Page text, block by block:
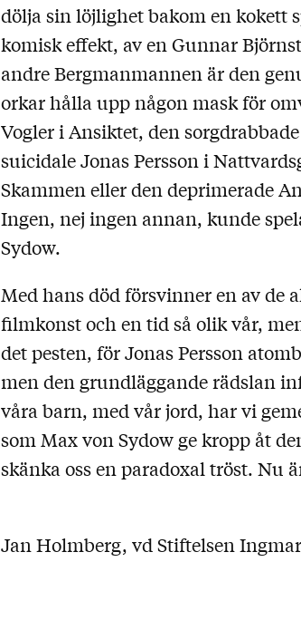
dölja sin löjlighet bakom en kokett
komisk effekt, av en Gunnar
andre Bergmanmannen är den
orkar hålla upp någon mask för
Vogler i Ansiktet, den
suicidale Jonas Persson i
Skammen eller den deprimerade
Ingen, nej ingen annan, kunde
Sydow.
Med hans död försvinner en av de
filmkonst och en tid så olik vår,
det pesten, för Jonas Persson
men den grundläggande rädslan
våra barn, med vår jord, har vi
som Max von Sydow ge kropp åt
skänka oss en paradoxal tröst. Nu
Jan Holmberg, vd Stiftelsen